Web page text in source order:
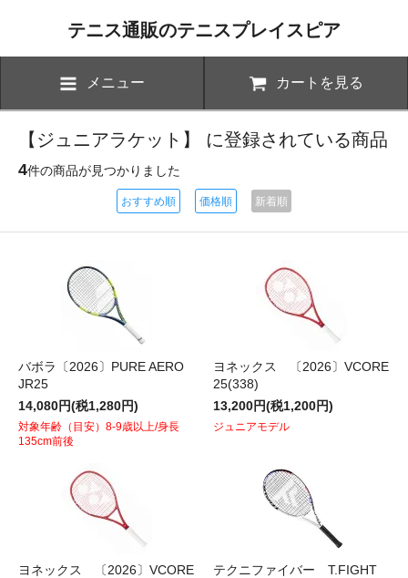
テニス通販のテニスプレイスピア
メニュー カートを見る
【ジュニアラケット】 に登録されている商品
4件の商品が見つかりました
おすすめ順 価格順 新着順
バボラ〔2026〕PURE AERO
JR25
14,080円(税1,280円)
対象年齢（目安）8-9歳以上/身長
135cm前後
ヨネックス 〔2026〕VCORE
25(338)
13,200円(税1,200円)
ジュニアモデル
ヨネックス 〔2026〕VCORE
テクニファイバー T.FIGHT